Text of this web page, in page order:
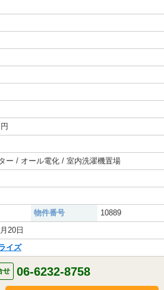
ー / オール電化 / 室内洗濯機置場
物件番号
10889
20日
イズ
せ 06-6232-8758